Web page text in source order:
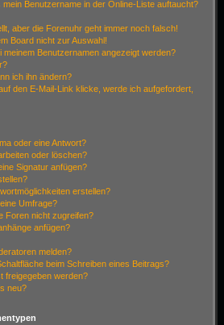
Benutzername in der Online-Liste auftaucht?
aber die Forenuhr geht immer noch falsch!
Board nicht zur Auswahl!
meinem Benutzernamen angezeigt werden?
ich ihn ändern?
den E-Mail-Link klicke, werde ich aufgefordert,
oder eine Antwort?
oder löschen?
Signatur anfügen?
erstellen?
Umfrage?
Foren nicht zugreifen?
anfügen?
melden?
beim Schreiben eines Beitrags?
freigegeben werden?
neu?